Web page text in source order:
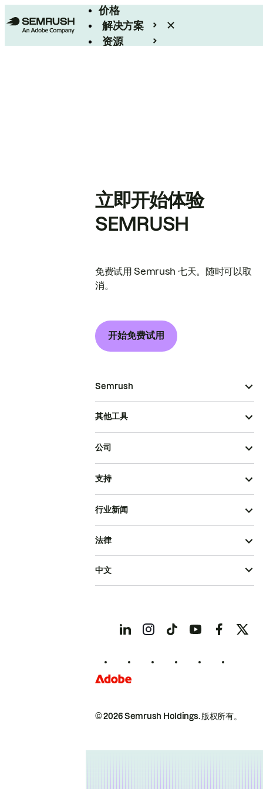
价格
解决方案
资源
立即开始体验
SEMRUSH
免费试用 Semrush 七天。随时可以取
消。
开始免费试用
Semrush
其他工具
公司
支持
行业新闻
© 2026 Semrush Holdings.版权所有。
法律
中文